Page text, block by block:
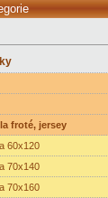
froté, jersey
60x120
70x140
70x160